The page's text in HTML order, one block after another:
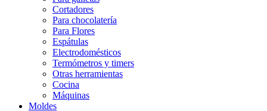
Cortadores
Para chocolatería
Para Flores
Espátulas
Electrodomésticos
Termómetros y timers
Otras herramientas
Cocina
Máquinas
Moldes